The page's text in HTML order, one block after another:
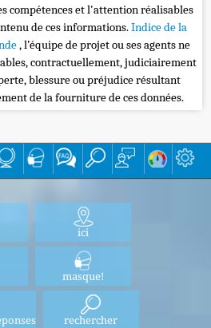
compétences et l'attention réalisables
de ces informations.Indice de la
, l’équipe de projet ou ses agents ne
contractuellement, judiciairement
blessure ou préjudice résultant
de la fourniture de ces données.
ici
masque!
rechercher